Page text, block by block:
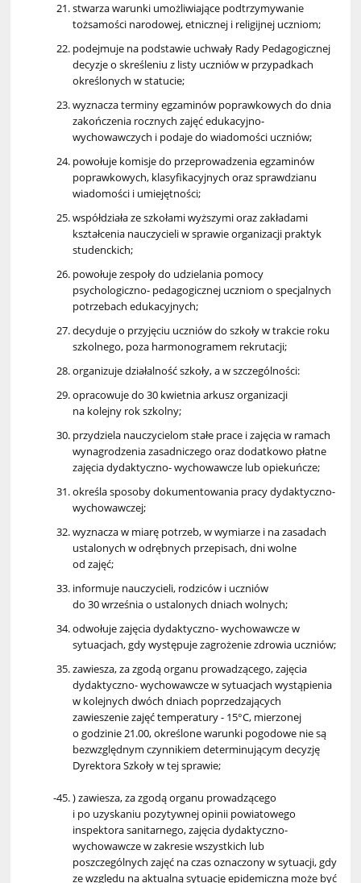
stwarza warunki umożliwiające podtrzymywanie
tożsamości narodowej, etnicznej i religijnej uczniom;
podejmuje na podstawie uchwały Rady Pedagogicznej
decyzje o skreśleniu z listy uczniów w przypadkach
określonych w statucie;
wyznacza terminy egzaminów poprawkowych do dnia
zakończenia rocznych zajęć edukacyjno-
wychowawczych i podaje do wiadomości uczniów;
powołuje komisje do przeprowadzenia egzaminów
poprawkowych, klasyfikacyjnych oraz sprawdzianu
wiadomości i umiejętności;
współdziała ze szkołami wyższymi oraz zakładami
kształcenia nauczycieli w sprawie organizacji praktyk
studenckich;
powołuje zespoły do udzielania pomocy
psychologiczno- pedagogicznej uczniom o specjalnych
potrzebach edukacyjnych;
decyduje o przyjęciu uczniów do szkoły w trakcie roku
szkolnego, poza harmonogramem rekrutacji;
organizuje działalność szkoły, a w szczególności:
opracowuje do 30 kwietnia arkusz organizacji
na kolejny rok szkolny;
przydziela nauczycielom stałe prace i zajęcia w ramach
wynagrodzenia zasadniczego oraz dodatkowo płatne
zajęcia dydaktyczno- wychowawcze lub opiekuńcze;
określa sposoby dokumentowania pracy dydaktyczno-
wychowawczej;
wyznacza w miarę potrzeb, w wymiarze i na zasadach
ustalonych w odrębnych przepisach, dni wolne
od zajęć;
informuje nauczycieli, rodziców i uczniów
do 30 września o ustalonych dniach wolnych;
odwołuje zajęcia dydaktyczno- wychowawcze w
sytuacjach, gdy występuje zagrożenie zdrowia uczniów;
zawiesza, za zgodą organu prowadzącego, zajęcia
dydaktyczno- wychowawcze w sytuacjach wystąpienia
w kolejnych dwóch dniach poprzedzających
zawieszenie zajęć temperatury - 15°C, mierzonej
o godzinie 21.00, określone warunki pogodowe nie są
bezwzględnym czynnikiem determinującym decyzję
Dyrektora Szkoły w tej sprawie;
) zawiesza, za zgodą organu prowadzącego
i po uzyskaniu pozytywnej opinii powiatowego
inspektora sanitarnego, zajęcia dydaktyczno-
wychowawcze w zakresie wszystkich lub
poszczególnych zajęć na czas oznaczony w sytuacji, gdy
ze względu na aktualną sytuację epidemiczną może być